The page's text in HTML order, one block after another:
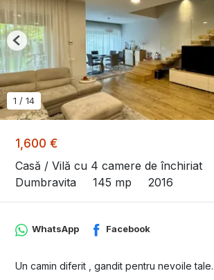
1,600 €
Casă / Vilă cu 4 camere de închiriat
Dumbravita
145 mp 2016
1 / 14
Previous
WhatsApp Facebook
Un camin diferit , gandit pentru nevoile tale.